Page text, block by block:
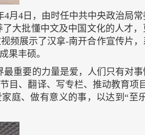
月4日，由时任中共中央政治局常
大批懂中文及中国文化的人才，
频展示了汉拿-南开合作宣传片
果丰硕。
重要的力量是爱，人们只有对事
目、翻译、写专栏、推动教育项
庭、做有意义的事，以达到“至